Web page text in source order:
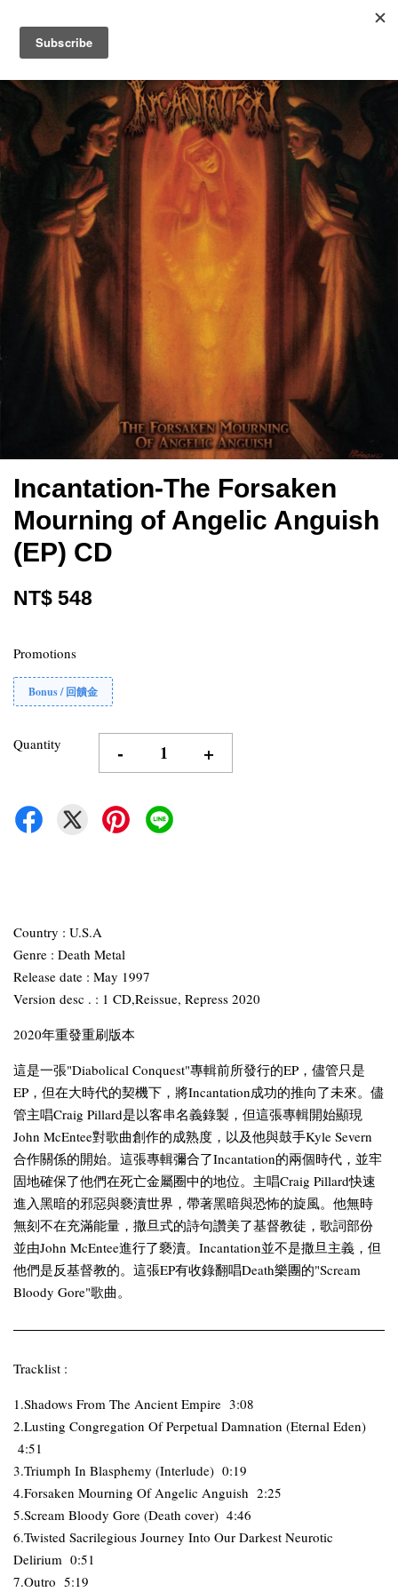
Incantation-The Forsaken
Mourning of Angelic Anguish
(EP) CD
NT$ 548
Promotions
Bonus / 回饋金
Quantity - +
Country : U.S.A
Genre : Death Metal
Release date : May 1997
Version desc . : 1 CD,Reissue, Repress 2020
2020年重發重刷版本
這是一張"Diabolical Conquest"專輯前所發行的EP，儘管只是
EP，但在大時代的契機下，將Incantation成功的推向了未來。儘
管主唱Craig Pillard是以客串名義錄製，但這張專輯開始顯現
John McEntee對歌曲創作的成熟度，以及他與鼓手Kyle Severn
合作關係的開始。這張專輯彌合了Incantation的兩個時代，並牢
固地確保了他們在死亡金屬圈中的地位。主唱Craig Pillard快速
進入黑暗的邪惡與褻瀆世界，帶著黑暗與恐怖的旋風。他無時
無刻不在充滿能量，撒旦式的詩句讚美了基督教徒，歌詞部份
並由John McEntee進行了褻瀆。Incantation並不是撒旦主義，但
他們是反基督教的。這張EP有收錄翻唱Death樂團的"Scream
Bloody Gore"歌曲。
Tracklist :
1.Shadows From The Ancient Empire 3:08
2.Lusting Congregation Of Perpetual Damnation (Eternal Eden)
4:51
3.Triumph In Blasphemy (Interlude) 0:19
4.Forsaken Mourning Of Angelic Anguish 2:25
5.Scream Bloody Gore (Death cover) 4:46
6.Twisted Sacrilegious Journey Into Our Darkest Neurotic
Delirium 0:51
7.Outro 5:19